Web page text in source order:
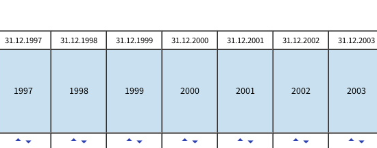
31.12.1997 31.12.1998 31.12.1999 31.12.2000 31.12.2001 31.12.2002 31.12.2003
1997 1998 1999 2000 2001 2002 2003